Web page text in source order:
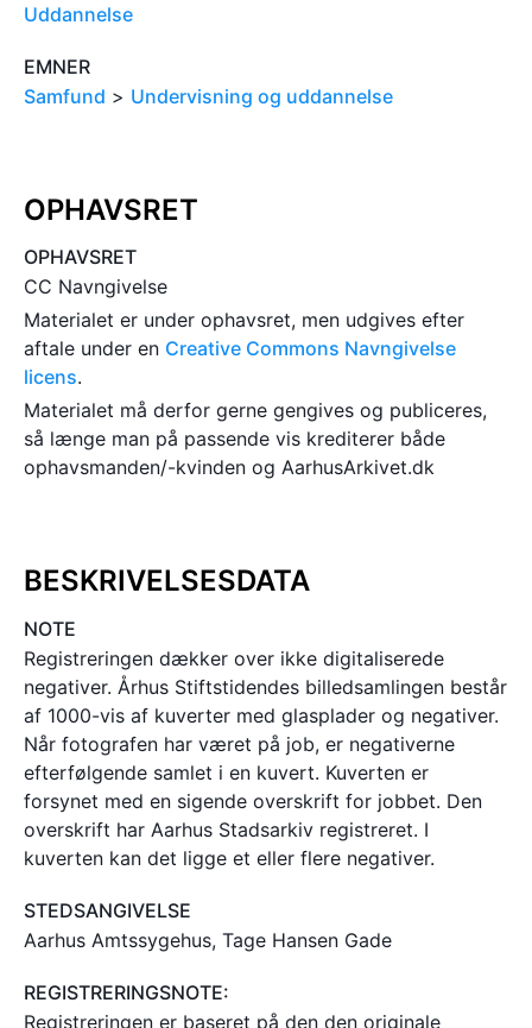
Uddannelse
EMNER
Samfund > Undervisning og uddannelse
OPHAVSRET
OPHAVSRET
CC Navngivelse
Materialet er under ophavsret, men udgives efter
aftale under en Creative Commons Navngivelse
licens.
Materialet må derfor gerne gengives og publiceres,
så længe man på passende vis krediterer både
ophavsmanden/-kvinden og AarhusArkivet.dk
BESKRIVELSESDATA
NOTE
Registreringen dækker over ikke digitaliserede
negativer. Århus Stiftstidendes billedsamlingen består
af 1000-vis af kuverter med glasplader og negativer.
Når fotografen har været på job, er negativerne
efterfølgende samlet i en kuvert. Kuverten er
forsynet med en sigende overskrift for jobbet. Den
overskrift har Aarhus Stadsarkiv registreret. I
kuverten kan det ligge et eller flere negativer.
STEDSANGIVELSE
Aarhus Amtssygehus, Tage Hansen Gade
REGISTRERINGSNOTE:
Registreringen er baseret på den den originale